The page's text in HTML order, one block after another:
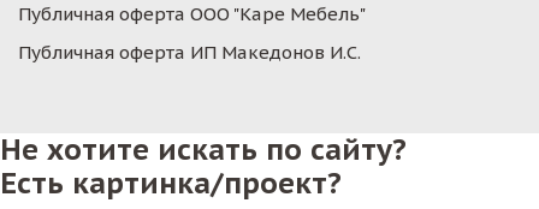
Публичная оферта ООО "Каре Мебель"
Публичная оферта ИП Македонов И.С.
Не хотите искать по сайту?
Есть картинка/проект?